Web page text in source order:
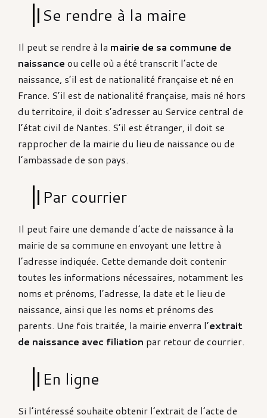
Se rendre à la maire
Il peut se rendre à la mairie de sa commune de
naissance ou celle où a été transcrit l’acte de
naissance, s’il est de nationalité française et né en
France. S’il est de nationalité française, mais né hors
du territoire, il doit s’adresser au Service central de
l’état civil de Nantes. S’il est étranger, il doit se
rapprocher de la mairie du lieu de naissance ou de
l’ambassade de son pays.
Par courrier
Il peut faire une demande d’acte de naissance à la
mairie de sa commune en envoyant une lettre à
l’adresse indiquée. Cette demande doit contenir
toutes les informations nécessaires, notamment les
noms et prénoms, l’adresse, la date et le lieu de
naissance, ainsi que les noms et prénoms des
parents. Une fois traitée, la mairie enverra l’extrait
de naissance avec filiation par retour de courrier.
En ligne
Si l’intéressé souhaite obtenir l’extrait de l’acte de